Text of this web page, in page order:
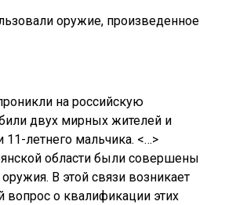
оружие, произведенное
на российскую
двух мирных жителей и
11-летнего мальчика. <…>
области были совершены
оружия. В этой связи возникает
вопрос о квалификации этих